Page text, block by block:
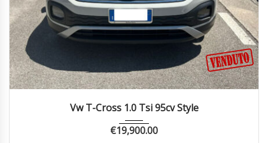
Vw T-Cross 1.0 Tsi 95cv Style
€19,900.00